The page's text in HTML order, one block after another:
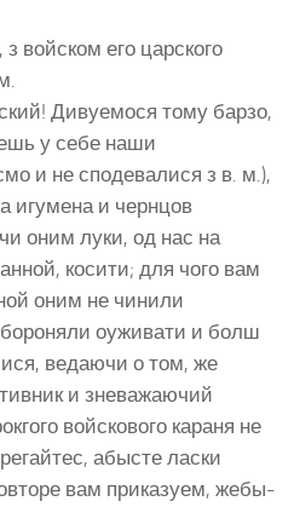
войском его царского
Дивуемося тому барзо,
у себе наши
и не сподевалися з в. м.),
игумена и чернцов
оним луки, од нас на
косити; для чого вам
оним не чинили
оуживати и болш
ведаючи о том, же
и зневажаючий
войскового караня не
абысте ласки
вам приказуем, жебы-